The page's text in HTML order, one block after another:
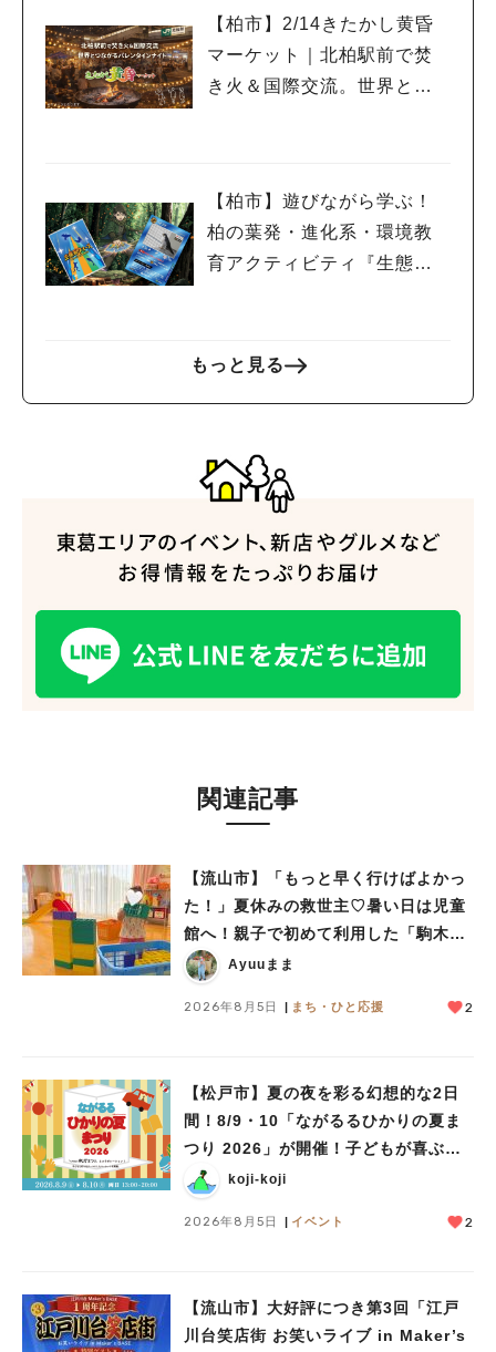
【柏市】2/14きたかし黄昏
マーケット｜北柏駅前で焚
き火＆国際交流。世界とつ
【柏市】遊びながら学ぶ！
柏の葉発・進化系・環境教
育アクティビティ『生態系
もっと見る
関連記事
【流山市】「もっと早く行けばよかっ
た！」夏休みの救世主♡暑い日は児童
館へ！親子で初めて利用した「駒木台
児童館」レポート
Ayuuまま
2026年8月5日 まち・ひと応援 2
【松戸市】夏の夜を彩る幻想的な2日
間！8/9・10「ながるるひかりの夏ま
つり 2026」が開催！子どもが喜ぶワ
ークショップや限定ヒーローショーも
koji-koji
2026年8月5日 イベント 2
【流山市】大好評につき第3回「江戸
川台笑店街 お笑いライブ in Maker’s